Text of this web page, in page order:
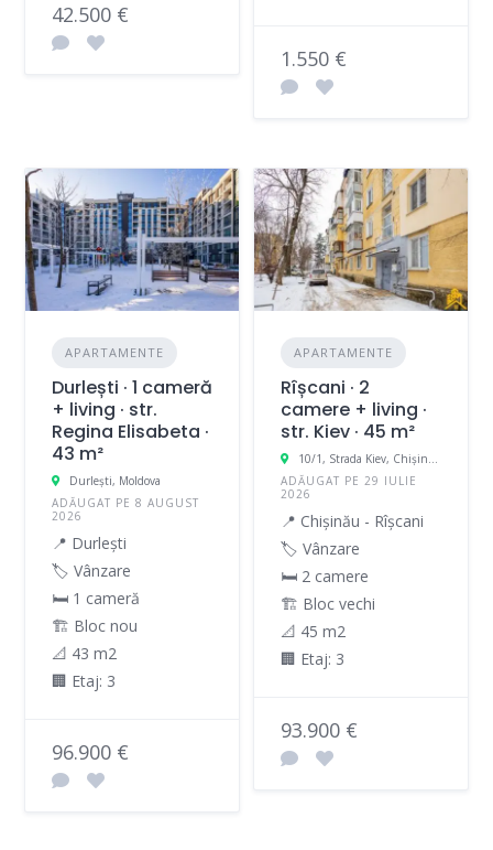
42.500 €
1.550 €
APARTAMENTE
Durlești · 1 cameră
+ living · str.
Regina Elisabeta ·
43 m²
Durleşti, Moldova
ADĂUGAT PE 8 AUGUST
2026
📍 Durlești
🏷️ Vânzare
🛏 1 cameră
🏗️ Bloc nou
📐 43 m2
🏢 Etaj: 3
96.900 €
APARTAMENTE
Rîșcani · 2
camere + living ·
str. Kiev · 45 m²
10/1, Strada Kiev, Chișinău, Moldova
ADĂUGAT PE 29 IULIE
2026
📍 Chișinău - Rîșcani
🏷️ Vânzare
🛏 2 camere
🏗️ Bloc vechi
📐 45 m2
🏢 Etaj: 3
93.900 €